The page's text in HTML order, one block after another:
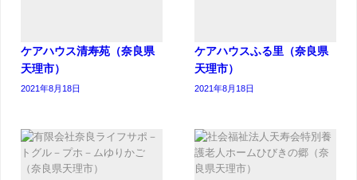
ケアハウス清寿苑（奈良県
天理市）
2021年8月18日
ケアハウスふる里（奈良県
天理市）
2021年8月18日